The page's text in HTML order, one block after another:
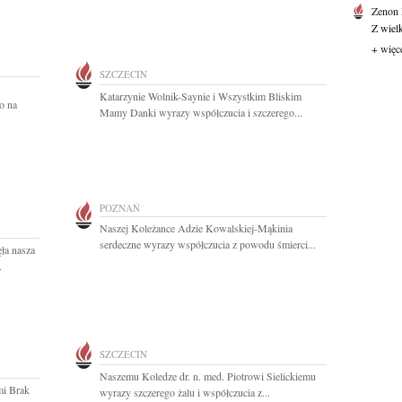
na
SZCZECIN
Katarzynie Wolnik-Saynie i Wszystkim Bliskim
Mamy Danki wyrazy współczucia i szczerego...
nasza
POZNAŃ
Naszej Koleżance Adzie Kowalskiej-Mąkinia
serdeczne wyrazy współczucia z powodu śmierci...
Brak
SZCZECIN
Naszemu Koledze dr. n. med. Piotrowi Sielickiemu
wyrazy szczerego żalu i współczucia z...
Zenon
Z
+